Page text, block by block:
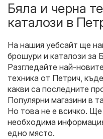
Бяла и черна
каталози в
На нашия уебсайт ще
брошури и каталози за
Разгледайте най-
техника от Петрич,
какви са последните
Популярни магазини в
Но това не е всичко.
необходима
едно място.